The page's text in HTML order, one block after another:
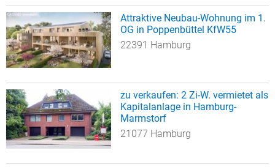
Attraktive Neubau-Wohnung im 1.
OG in Poppenbüttel KfW55
22391 Hamburg
zu verkaufen: 2 Zi-W. vermietet als
Kapitalanlage in Hamburg-
Marmstorf
21077 Hamburg